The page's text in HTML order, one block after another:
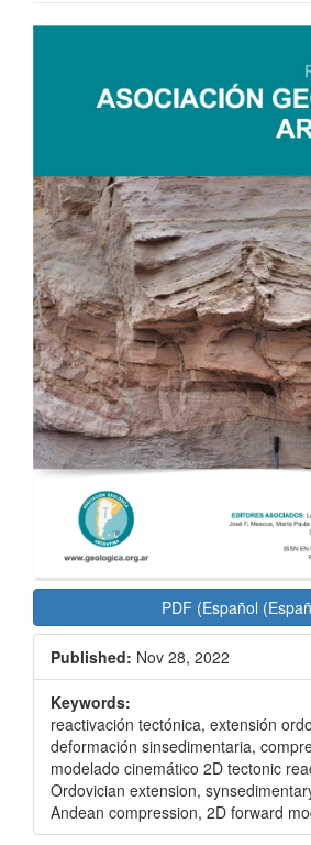
Article
Sidebar
PDF (Español
Published: Nov 28, 2022
Keywords:
reactivación tectónica, extensión
deformación sinsedimentaria,
modelado cinemático 2D tectonic
Ordovician extension,
Andean compression, 2D forward